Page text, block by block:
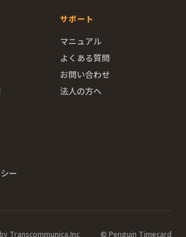
サポート
マニュアル
よくある質問
お問い合わせ
法人の方へ
ー
Transcommunica.Inc © Penguin Timecard